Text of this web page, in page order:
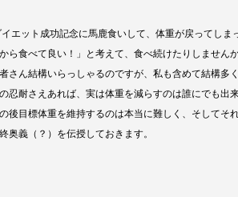
エット成功記念に馬鹿食いして、体重が戻ってしま
ら食べて良い！」と考えて、食べ続けたりしません
さん結構いらっしゃるのですが、私も含めて結構多
耐さえあれば、実は体重を減らすのは誰にでも出
目標体重を維持するのは本当に難しく、そしてそ
奥義（？）を伝授しておきます。